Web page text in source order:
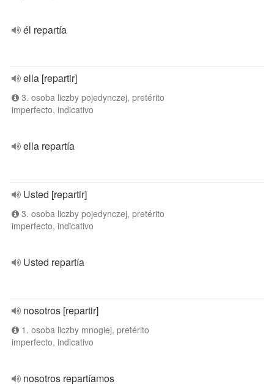
él repartía
ella [repartir]
3. osoba liczby pojedynczej, pretérito
imperfecto, indicativo
ella repartía
Usted [repartir]
3. osoba liczby pojedynczej, pretérito
imperfecto, indicativo
Usted repartía
nosotros [repartir]
1. osoba liczby mnogiej, pretérito
imperfecto, indicativo
nosotros repartíamos